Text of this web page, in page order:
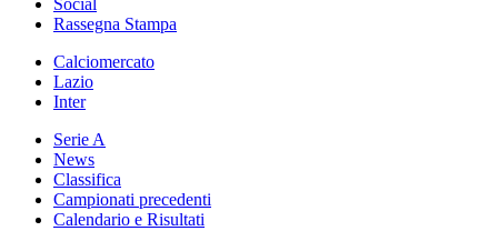
Social
Rassegna Stampa
Calciomercato
Lazio
Inter
Serie A
News
Classifica
Campionati precedenti
Calendario e Risultati